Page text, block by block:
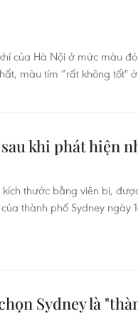
của Hà Nội ở mức màu
màu tím “rất không tốt"
khi phát hiện
thước bằng viên bi,
thành phố Sydney ngày
Sydney là